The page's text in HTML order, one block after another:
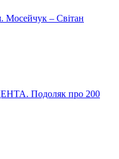
Мосейчук – Світан
Подоляк про 200